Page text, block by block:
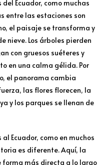
Ecuador, como muchas
entre las estaciones son
el paisaje se transforma y
nieve. Los árboles pierden
con gruesos suéteres y
en una calma gélida. Por
el panorama cambia
las flores florecen, la
y los parques se llenan de
Ecuador, como en muchos
es diferente. Aquí, la
forma más directa a lo largo